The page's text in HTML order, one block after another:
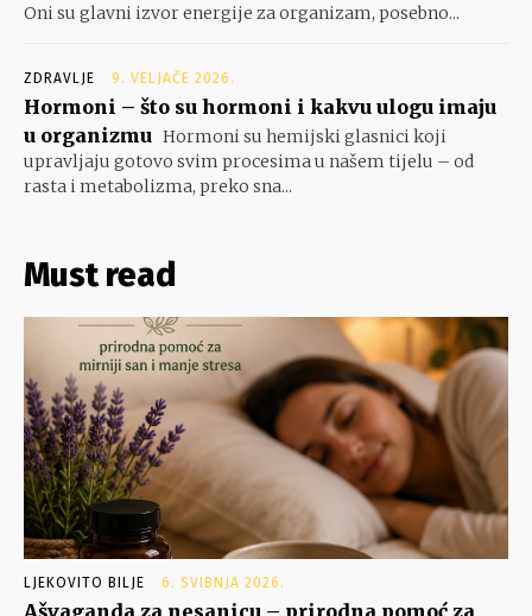
Oni su glavni izvor energije za organizam, posebno...
ZDRAVLJE 9. VELJAČE 2026.
Hormoni – što su hormoni i kakvu ulogu imaju
u organizmu Hormoni su hemijski glasnici koji
upravljaju gotovo svim procesima u našem tijelu – od
rasta i metabolizma, preko sna...
Must read
LJEKOVITO BILJE 6. SVIBNJA 2026.
Ašvaganda za nesanicu – prirodna pomoć za